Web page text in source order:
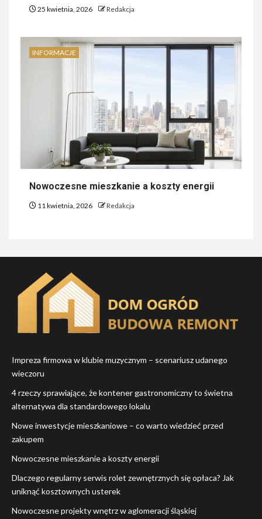
25 kwietnia, 2026 Redakcja
INFORMACJE
Nowoczesne mieszkanie a koszty energii
11 kwietnia, 2026 Redakcja
Impreza firmowa w klubie muzycznym – scenariusz udanego
wieczoru
4 rzeczy sprawiające, że kontener gastronomiczny to świetna
alternatywa dla standardowego lokalu
Nowe inwestycje mieszkaniowe – co warto wiedzieć przed
zakupem
Nowoczesne mieszkanie a koszty energii
Dlaczego regularny serwis rolet zewnętrznych się opłaca? Jak
uniknąć kosztownych usterek
Nowoczesne projekty wnętrz w aglomeracji śląskiej